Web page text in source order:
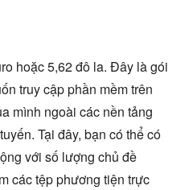
hoặc 5,62 đô la. Đây là gói
truy cập phần mềm trên
mình ngoài các nền tảng
Tại đây, bạn có thể có
với số lượng chủ đề
các tệp phương tiện trực